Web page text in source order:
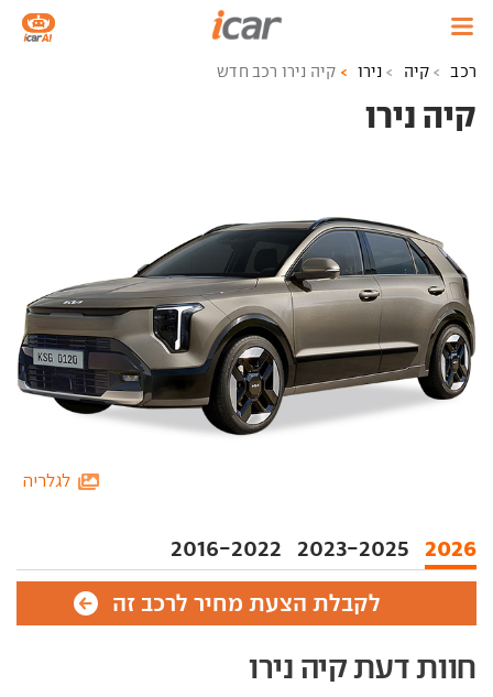
רכב קיה נירו קיה נירו רכב חדש
קיה נירו ‏
2026
2023-2025
2016-2022
לגלריה
לקבלת הצעת מחיר לרכב זה
חוות דעת קיה נירו